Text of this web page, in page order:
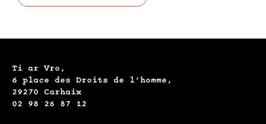
Ti ar Vro,
6 place des Droits de l’homme,
29270 Carhaix
02 98 26 87 12